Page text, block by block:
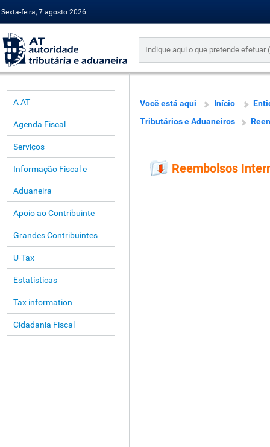
Sexta-feira, 7 agosto 2026
A AT
Agenda Fiscal
Serviços
Informação Fiscal e
Aduaneira
Apoio ao Contribuinte
Grandes Contribuintes
U-Tax
Estatísticas
Tax information
Cidadania Fiscal
Você está aqui Início
Tributários e Aduaneiros
Reembolsos